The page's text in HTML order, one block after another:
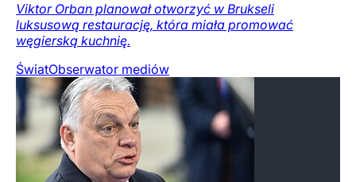
Viktor Orban planował otworzyć w Brukseli
luksusową restaurację, która miała promować
węgierską kuchnię.
ŚwiatObserwator mediów